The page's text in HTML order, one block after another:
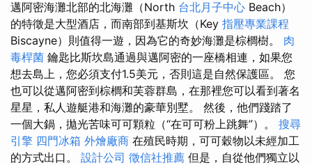
邁阿密海灘北部的北海灘（North 台北月子中心 Beach）
的特徵是大型酒店，而南部到基斯坎（Key 指壓專業課程
Biscayne）則值得一遊，因為它的奇妙海灘是棕櫚樹。 肉
毒桿菌 鑰匙比斯坎島通過與邁阿密的一座橋相連，如果您
想去島上，您必須支付1.5美元，否則這是自然保護區。 您
也可以從邁阿密到棕櫚和芙蓉群島，在那裡您可以看到著名
星星，私人遊艇港和海灘的豪華別墅。 然後，他們踐踏了
一個大鍋，拋光苦味可可顆粒（“在可可粉上跳舞”）。 搜尋
引擎 四門冰箱 外燴廠商 在殖民時期，可可穀物以未經加工
的方式出口。 設計公司 徵信社推薦 但是，自從他們獨立以